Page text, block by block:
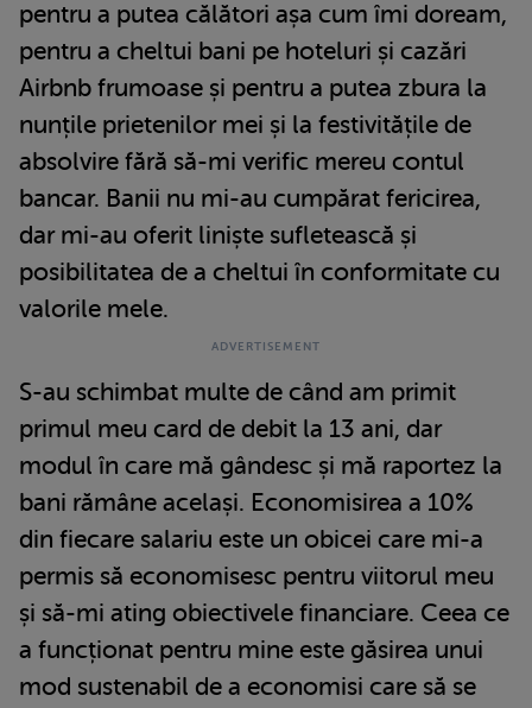
pentru a putea călători așa cum îmi doream,
pentru a cheltui bani pe hoteluri și cazări
Airbnb frumoase și pentru a putea zbura la
nunțile prietenilor mei și la festivitățile de
absolvire fără să-mi verific mereu contul
bancar. Banii nu mi-au cumpărat fericirea,
dar mi-au oferit liniște sufletească și
posibilitatea de a cheltui în conformitate cu
valorile mele.
S-au schimbat multe de când am primit
primul meu card de debit la 13 ani, dar
modul în care mă gândesc și mă raportez la
bani rămâne același. Economisirea a 10%
din fiecare salariu este un obicei care mi-a
permis să economisesc pentru viitorul meu
și să-mi ating obiectivele financiare. Ceea ce
a funcționat pentru mine este găsirea unui
mod sustenabil de a economisi care să se